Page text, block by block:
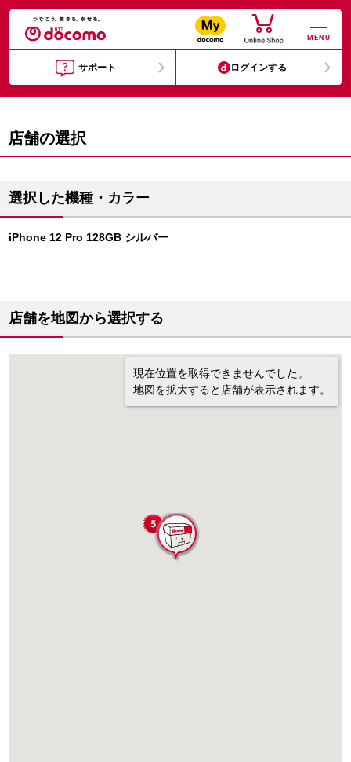
MENU
サポート ログインする
店舗の選択
選択した機種・カラー
iPhone 12 Pro 128GB シルバー
店舗を地図から選択する
現在位置を取得できませんでした。
地図を拡大すると店舗が表示されます。